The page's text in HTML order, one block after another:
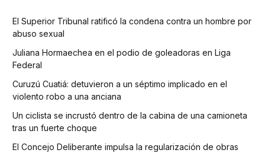
El Superior Tribunal ratificó la condena contra un hombre por
abuso sexual
Juliana Hormaechea en el podio de goleadoras en Liga
Federal
Curuzú Cuatiá: detuvieron a un séptimo implicado en el
violento robo a una anciana
Un ciclista se incrustó dentro de la cabina de una camioneta
tras un fuerte choque
El Concejo Deliberante impulsa la regularización de obras